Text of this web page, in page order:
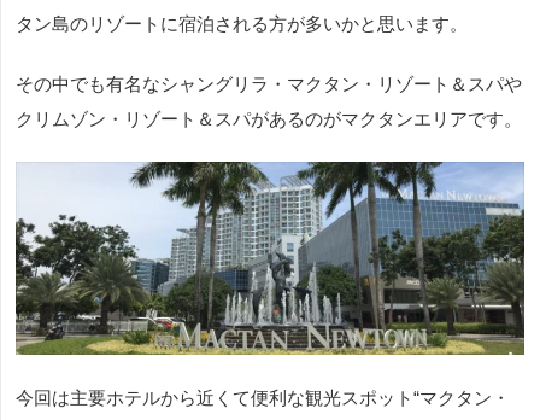
タン島のリゾートに宿泊される方が多いかと思います。
その中でも有名なシャングリラ・マクタン・リゾート＆スパや
クリムゾン・リゾート＆スパがあるのがマクタンエリアです。
今回は主要ホテルから近くて便利な観光スポット“マクタン・